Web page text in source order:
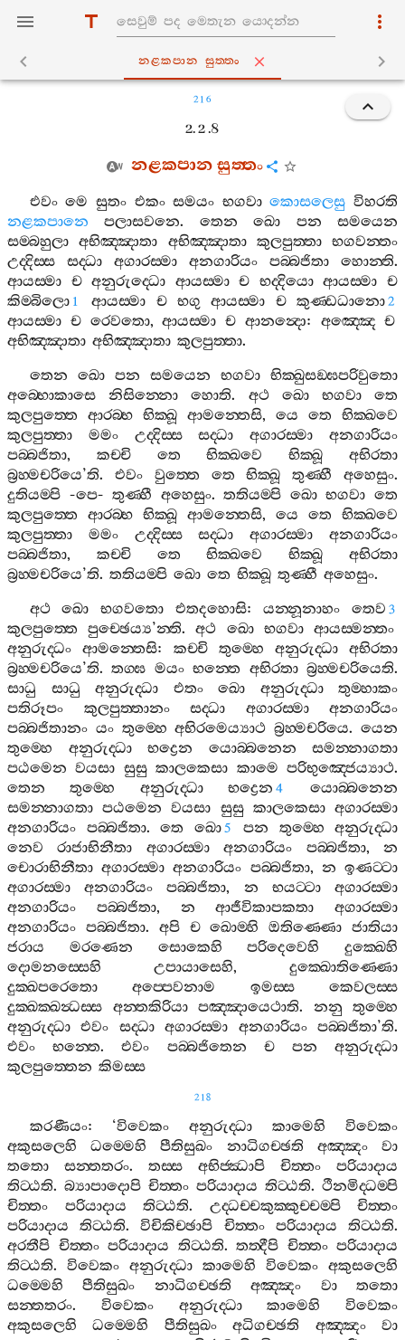
නළකපාන සුත‍්තං
216
2. 2 .8
නළකපානසුත‍්තං
එවං මෙ සුතං එකං සමයං භගවා කොසලෙසු විහරති
නළකපානෙ
පලාසවනෙ. තෙන ඛො පන
සමයෙන
සම‍්බහුලා අභිඤ‍්ඤාතා අභිඤ‍්ඤාතා කුලපුත‍්තා භගවන‍්තං
උද‍්දිස‍්ස
සද‍්ධා අගාරස‍්මා අනගාරියං පබ‍්බජිතා හොන‍්ති.
ආයස‍්මා ච අනුරුද‍්ධො ආයස‍්මා ච භද‍්දියො ආයස‍්මා ච
කිම‍්බිලො 1 ආයස‍්මා ච භගු ආයස‍්මා ච කුණ‍්ඩධානො2
ආයස‍්මා ච රෙවතො,ආයස‍්මා ච ආනන්‍දො: අඤ‍්ඤෙ ච
අභිඤ‍්ඤාතා අභිඤ‍්ඤාතා කුලපුත‍්තා.
තෙන
ඛො පන සමයෙන භගවා භික‍්ඛුසඞ‍්ඝපරිවුතො
අබ‍්භොකාසෙ
නිසින‍්නො හොති. අථ ඛො භගවා
තෙ
කුලපුත‍්තෙ
ආරබ‍්භ භික‍්ඛූ ආමන‍්තෙසි, යෙ තෙ
භික‍්ඛවෙ
කුලපුත‍්තා
මමං උද‍්දිස‍්ස සද‍්ධා අගාරස‍්මා
අනගාරියං
පබ‍්බජිතා, කච‍්චි තෙ භික‍්ඛවෙ භික‍්ඛූ
අභිරතා
බ්‍රහ‍්මචරියෙ’ති. එවං වුත‍්තෙ තෙ භික‍්ඛූ තුණ‍්හී අහෙසුං.
දුතියම‍්පි -පෙ-තුණ‍්හී අහෙසුං.තතියම‍්පි ඛො භගවා තෙ
කුලපුත‍්තෙ
ආරබ‍්භ භික‍්ඛූ ආමන‍්තෙසි, යෙ තෙ
භික‍්ඛවෙ
කුලපුත‍්තා
මමං උද‍්දිස‍්ස සද‍්ධා අගාරස‍්මා
අනගාරියං
පබ‍්බජිතා, කච‍්චි තෙ භික‍්ඛවෙ භික‍්ඛූ
අභිරතා
බ්‍රහ‍්මචරියෙ’ති. තතියම‍්පි ඛො තෙ භික‍්ඛූ තුණ‍්හී අහෙසුං.
අථ
ඛො භගවතො එතදහොසි:යන‍්නූනාහං තෙව 3
කුලපුත‍්තෙ පුච‍්ඡෙය්‍ය’න‍්ති.අථ ඛො භගවා ආයස‍්මන‍්තං
අනුරුද‍්ධං
ආමන‍්තෙසි: කච‍්චි තුම‍්හෙ අනුරුද‍්ධා
අභිරතා
බ්‍රහ‍්මචරියෙ’ති.තග‍්ඝ මයං භන‍්තෙ අභිරතා බ්‍රහ‍්මචරියෙති.
සාධු
සාධු අනුරුද‍්ධා එතං ඛො අනුරුද‍්ධා
තුම‍්හාකං
පතිරූපං
කුලපුත‍්තානං සද‍්ධා අගාරස‍්මා
අනගාරියං
පබ‍්බජිතානං යං තුම‍්හෙ අභිරමෙය්‍යාථ බ්‍රහ‍්මචරියෙ.යෙන
තුම‍්හෙ
අනුරුද‍්ධා භද්‍රෙන යොබ‍්බනෙන
සමන‍්නාගතා
පඨමෙන වයසා සුසු කාලකෙසා කාමෙ පරිභුඤ‍්ජෙය්‍යාථ.
තෙන
තුම‍්හෙ අනුරුද‍්ධා භද්‍රෙන 4
යොබ‍්බනෙන
සමන‍්නාගතා පඨමෙන වයසා සුසු කාලකෙසා අගාරස‍්මා
අනගාරියං
පබ‍්බජිතා. තෙ ඛො 5 පන තුම‍්හෙ
අනුරුද‍්ධා
නෙව
රාජාභිනීතා අගාරස‍්මා අනගාරියං පබ‍්බජිතා,න
චොරාභිනීතා අගාරස‍්මා අනගාරියං පබ‍්බජිතා, න ඉණට‍්ටා
අගාරස‍්මා
අනගාරියං පබ‍්බජිතා, න භයට‍්ටා
අගාරස‍්මා
අනගාරියං
පබ‍්බජිතා, න ආජීවිකාපකතා
අගාරස‍්මා
අනගාරියං පබ‍්බජිතා. අපි ච ඛොම‍්හි ඔතිණ‍්ණො ජාතියා
ජරාය
මරණෙන සොකෙහි පරිදෙවෙහි
දුක‍්ඛෙහි
දොමනස‍්සෙහි
උපායාසෙහි, දුක‍්ඛොතිණ‍්ණො
දුක‍්ඛපරෙතො
අප‍්පෙවනාම ඉමස‍්ස
කෙවලස‍්ස
දුක‍්ඛක‍්ඛන්‍ධස‍්ස
අන‍්තකිරියා පඤ‍්ඤායෙථාති. නනු
තුම‍්හෙ
අනුරුද‍්ධා
එවං සද‍්ධා අගාරස‍්මා අනගාරියං පබ‍්බජිතා’ති.
එවං
භන‍්තෙ.එවං පබ‍්බජිතෙන ච පන
අනුරුද‍්ධා
කුලපුත‍්තෙන කිමස‍්ස
218
කරණීයං: ‘විවෙකං අනුරුද‍්ධා කාමෙහි
විවෙකං
අකුසලෙහි
ධම‍්මෙහි පීතිසුඛං නාධිගච‍්ඡති අඤ‍්ඤං
වා
තතො
සන‍්තතරං. තස‍්ස අභිජ‍්ඣාපි චිත‍්තං
පරියාදාය
තිට‍්ඨති. බ්‍යාපාදොපි චිත‍්තං පරියාදාය තිට‍්ඨති. ථීනමිද‍්ධම‍්පි
චිත‍්තං
පරියාදාය තිට‍්ඨති. උද‍්ධච‍්චකුක‍්කුච‍්චම‍්පි
චිත‍්තං
පරියාදාය
තිට‍්ඨති.විචිකිච‍්ඡාපි චිත‍්තං පරියාදාය තිට‍්ඨති.
අරතීපි චිත‍්තං පරියාදාය තිට‍්ඨති. තත‍්දීපි චිත‍්තං පරියාදාය
තිට‍්ඨති. විවෙකං අනුරුද‍්ධා කාමෙහි විවෙකං අකුසලෙහි
ධම‍්මෙහි
පීතිසුඛං නාධිගච‍්ඡති අඤ‍්ඤං වා
තතො
සන‍්තතරං. විවෙකං අනුරුද‍්ධා කාමෙහි
විවෙකං
අකුසලෙහි
ධම‍්මෙහි පීතිසුඛං අධිගච‍්ඡති අඤ‍්ඤං
වා